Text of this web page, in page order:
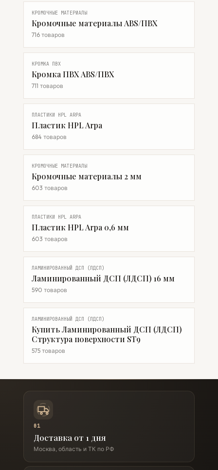
КРОМОЧНЫЕ МАТЕРИАЛЫ
Кромочные материалы ABS/ПВХ
716 товаров
КРОМКА ПВХ
Кромка ПВХ ABS/ПВХ
711 товаров
ПЛАСТИКИ HPL ARPA
Пластик HPL Arpa
684 товаров
КРОМОЧНЫЕ МАТЕРИАЛЫ
Кромочные материалы 2 мм
603 товаров
ПЛАСТИКИ HPL ARPA
Пластик HPL Arpa 0,6 мм
603 товаров
ЛАМИНИРОВАННЫЙ ДСП (ЛДСП)
Ламинированный ДСП (ЛДСП) 16 мм
590 товаров
ЛАМИНИРОВАННЫЙ ДСП (ЛДСП)
Купить Ламинированный ДСП (ЛДСП)
Структура поверхности ST9
575 товаров
01
Доставка от 1 дня
Москва, область и ТК по РФ